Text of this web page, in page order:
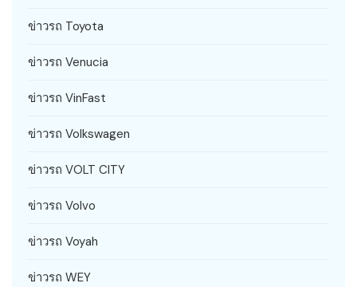
ข่าวรถ Toyota
ข่าวรถ Venucia
ข่าวรถ VinFast
ข่าวรถ Volkswagen
ข่าวรถ VOLT CITY
ข่าวรถ Volvo
ข่าวรถ Voyah
ข่าวรถ WEY